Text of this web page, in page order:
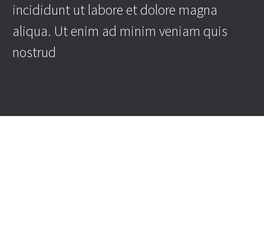
incididunt ut labore et dolore magna
aliqua. Ut enim ad minim veniam quis
nostrud